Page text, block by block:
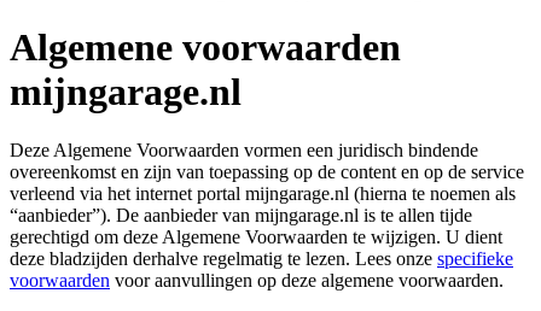
Algemene voorwaarden
mijngarage.nl
Deze Algemene Voorwaarden vormen een juridisch bindende
overeenkomst en zijn van toepassing op de content en op de service
verleend via het internet portal mijngarage.nl (hierna te noemen als
“aanbieder”). De aanbieder van mijngarage.nl is te allen tijde
gerechtigd om deze Algemene Voorwaarden te wijzigen. U dient
deze bladzijden derhalve regelmatig te lezen. Lees onze specifieke
voorwaarden voor aanvullingen op deze algemene voorwaarden.